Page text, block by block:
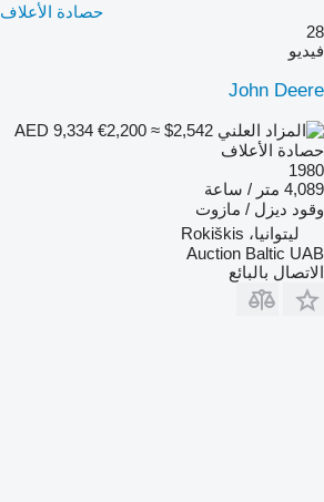
حصادة الأعلاف John Deere
28
فيديو
John Deere
€2,200 ≈ $2,542
حصادة الأعلاف
1980
4,089 متر / ساعة
وقود ديزل / مازوت
ليتوانيا، Rokiškis
Auction Baltic UAB
الاتصال بالبائع